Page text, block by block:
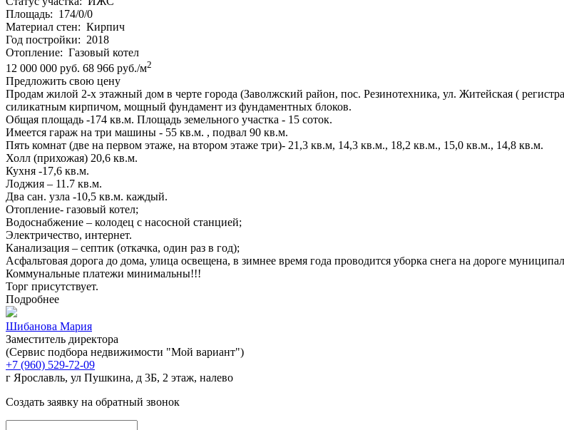
Площадь: 174/0/0
Материал стен: Кирпич
Год постройки: 2018
Отопление: Газовый котел
12 000 000 руб. 68 966 руб./м2
Предложить свою цену
Продам жилой 2-х этажный дом в черте города (Заволжский район, пос. Резинотехника, ул. Житейская (
силикатным кирпичом, мощный фундамент из фундаментных блоков.
Общая площадь -174 кв.м. Площадь земельного участка - 15 соток.
Имеется гараж на три машины - 55 кв.м. , подвал 90 кв.м.
Пять комнат (две на первом этаже, на втором этаже три)- 21,3 кв.м, 14,3 кв.м., 18,2 кв.м., 15,0 кв.м., 14,8 кв.м.
Холл (прихожая) 20,6 кв.м.
Кухня -17,6 кв.м.
Лоджия – 11.7 кв.м.
Два сан. узла -10,5 кв.м. каждый.
Отопление- газовый котел;
Водоснабжение – колодец с насосной станцией;
Электричество, интернет.
Канализация – септик (откачка, один раз в год);
Асфальтовая дорога до дома, улица освещена, в зимнее время года проводится уборка снега на дороге
Коммунальные платежи минимальны!!!
Торг присутствует.
Подробнее
Шибанова Мария
Заместитель директора
(Сервис подбора недвижимости "Мой вариант")
+7 (960) 529-72-09
г Ярославль, ул Пушкина, д 3Б, 2 этаж, налево
Создать заявку на обратный звонок